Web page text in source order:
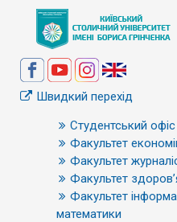
Швидкий перехід
Студентський офіс
Факультет
Факультет
Факультет
Факультет
математики